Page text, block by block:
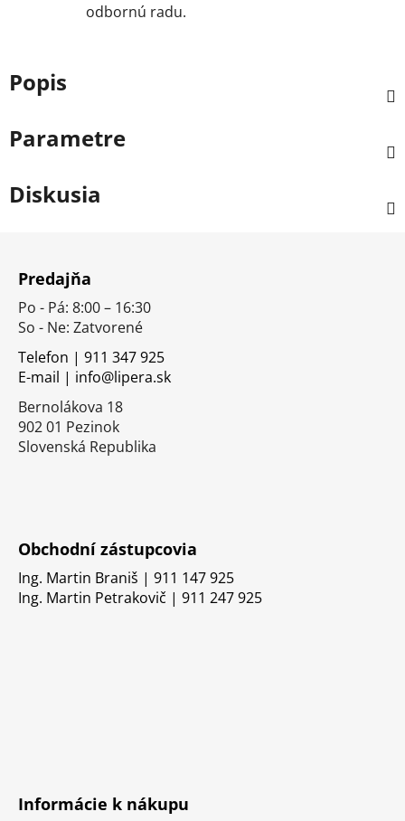
odbornú radu.
Popis
Parametre
Diskusia
Predajňa
Po - Pá: 8:00 – 16:30
So - Ne: Zatvorené
Telefon | 911 347 925
E-mail | info@lipera.sk
Bernolákova 18
902 01 Pezinok
Slovenská Republika
Obchodní zástupcovia
Ing. Martin Braniš | 911 147 925
Ing. Martin Petrakovič | 911 247 925
Informácie k nákupu